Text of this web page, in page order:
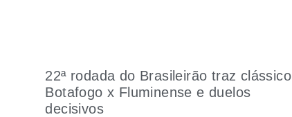
22ª rodada do Brasileirão traz clássico
Botafogo x Fluminense e duelos
decisivos